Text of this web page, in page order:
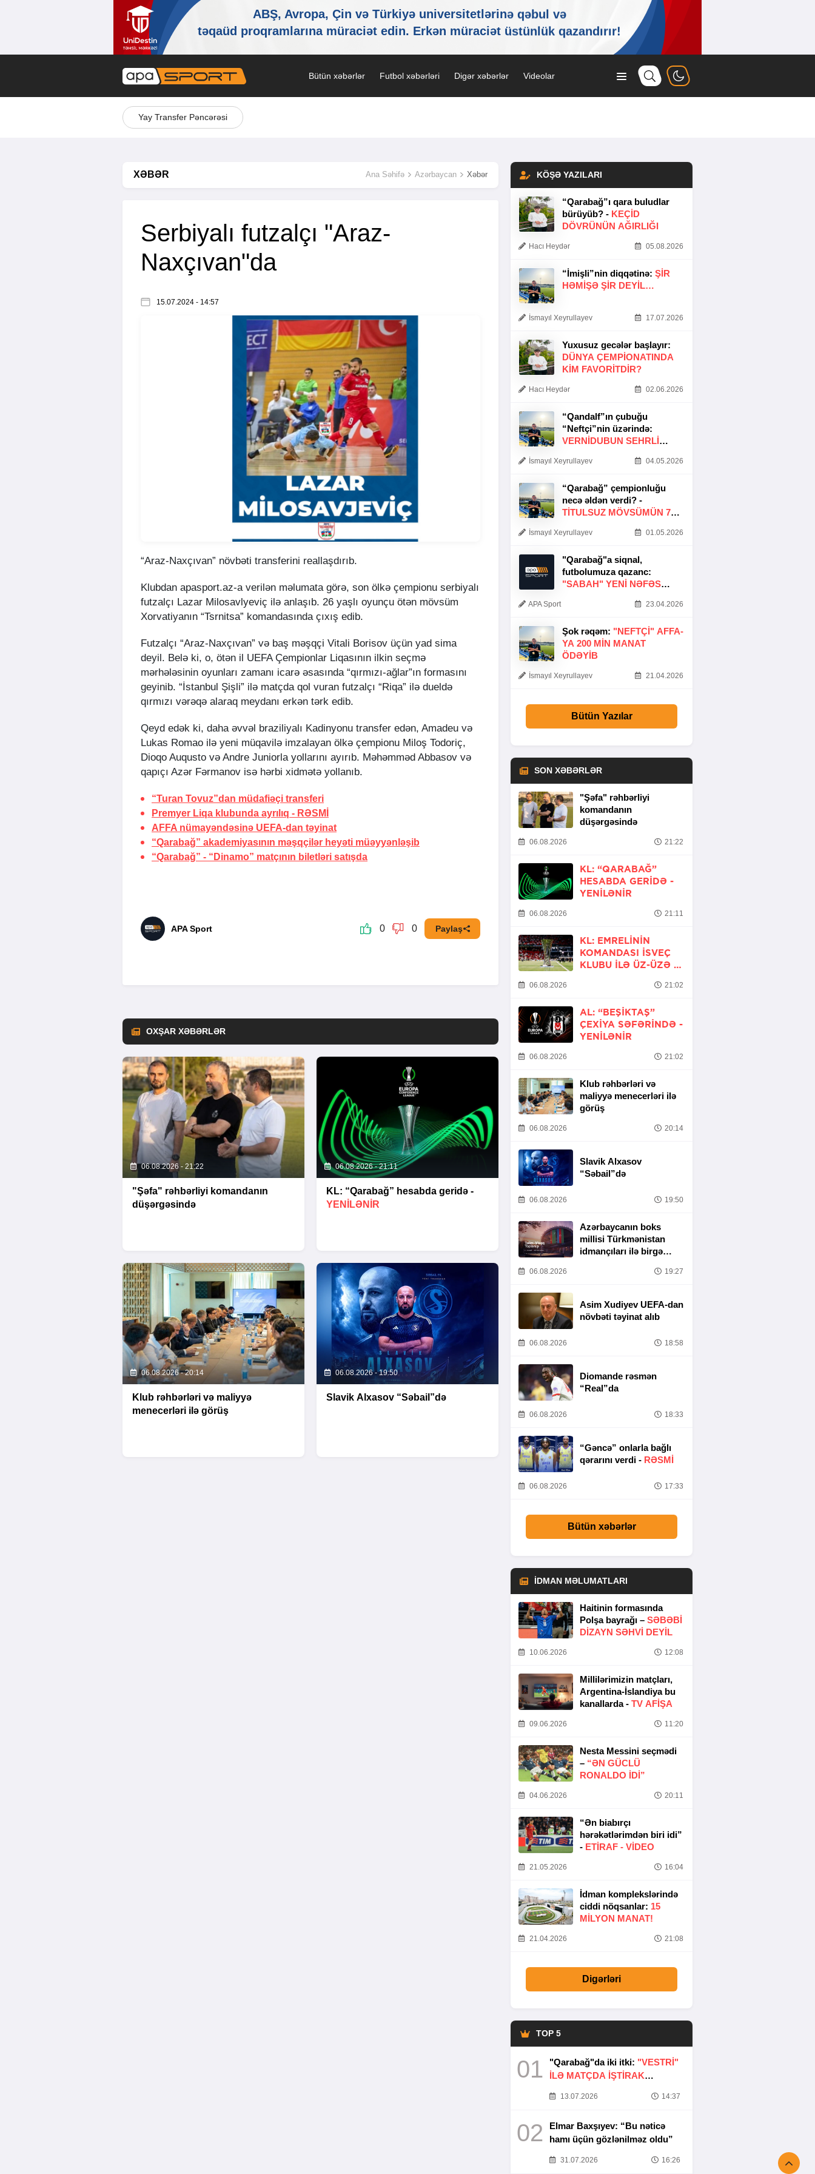
Bütün xəbərlər Futbol xəbərləri Digər xəbərlər Videolar
Yay Transfer Pəncərəsi
XƏBƏR Ana Səhifə Azərbaycan Xəbər
Serbiyalı futzalçı "Araz-
Naxçıvan"da
15.07.2024 - 14:57
“Araz-Naxçıvan” növbəti transferini reallaşdırıb.
Klubdan apasport.az-a verilən məlumata görə, son ölkə çempionu serbiyalı
futzalçı Lazar Milosavlyeviç ilə anlaşıb. 26 yaşlı oyunçu ötən mövsüm
Xorvatiyanın “Tsrnitsa” komandasında çıxış edib.
Futzalçı “Araz-Naxçıvan” və baş məşqçi Vitali Borisov üçün yad sima
deyil. Belə ki, o, ötən il UEFA Çempionlar Liqasının ilkin seçmə
mərhələsinin oyunları zamanı icarə əsasında “qırmızı-ağlar”ın formasını
geyinib. “İstanbul Şişli” ilə matçda qol vuran futzalçı “Riqa” ilə dueldə
qırmızı vərəqə alaraq meydanı erkən tərk edib.
Qeyd edək ki, daha əvvəl braziliyalı Kadinyonu transfer edən, Amadeu və
Lukas Romao ilə yeni müqavilə imzalayan ölkə çempionu Miloş Todoriç,
Dioqo Auqusto və Andre Juniorla yollarını ayırıb. Məhəmməd Abbasov və
qapıçı Azər Fərmanov isə hərbi xidmətə yollanıb.
“Turan Tovuz”dan müdafiəçi transferi
Premyer Liqa klubunda ayrılıq - RƏSMİ
AFFA nümayəndəsinə UEFA-dan təyinat
“Qarabağ” akademiyasının məşqçilər heyəti müəyyənləşib
“Qarabağ” - “Dinamo” matçının biletləri satışda
APA Sport 0 0 Paylaş
OXŞAR XƏBƏRLƏR
06.08.2026 - 21:22
"Şəfa" rəhbərliyi komandanın
düşərgəsində
06.08.2026 - 21:11
KL: “Qarabağ” hesabda geridə -
YENİLƏNİR
06.08.2026 - 20:14
Klub rəhbərləri və maliyyə
menecerləri ilə görüş
06.08.2026 - 19:50
Slavik Alxasov “Səbail”də
KÖŞƏ YAZILARI
“Qarabağ”ı qara buludlar
bürüyüb? - KEÇID
DÖVRÜNÜN AĞIRLIĞI
Hacı Heydər 05.08.2026
“İmişli”nin diqqətinə: ŞIR
HƏMIŞƏ ŞIR DEYIL…
İsmayıl Xeyrullayev 17.07.2026
Yuxusuz gecələr başlayır:
DÜNYA ÇEMPIONATINDA
KIM FAVORITDIR?
Hacı Heydər 02.06.2026
“Qandalf”ın çubuğu
“Neftçi”nin üzərində:
VERNİDUBUN SEHRLİ
İsmayıl Xeyrullayev 04.05.2026
“Qarabağ” çempionluğu
necə əldən verdi? -
TITULSUZ MÖVSÜMÜN 7
İsmayıl Xeyrullayev 01.05.2026
"Qarabağ"a siqnal,
futbolumuza qazanc:
"SABAH" YENI NƏFƏS
APA Sport 23.04.2026
Şok rəqəm: "NEFTÇI" AFFA-
YA 200 MIN MANAT
ÖDƏYIB
İsmayıl Xeyrullayev 21.04.2026
Bütün Yazılar
SON XƏBƏRLƏR
"Şəfa" rəhbərliyi
komandanın
düşərgəsində
06.08.2026 21:22
KL: “QARABAĞ”
HESABDA GERIDƏ -
YENİLƏNİR
06.08.2026 21:11
KL: EMRELININ
KOMANDASI İSVEÇ
KLUBU ILƏ ÜZ-ÜZƏ -
06.08.2026 21:02
AL: “BEŞIKTAŞ”
ÇEXIYA SƏFƏRINDƏ -
YENİLƏNİR
06.08.2026 21:02
Klub rəhbərləri və
maliyyə menecerləri ilə
görüş
06.08.2026 20:14
Slavik Alxasov
“Səbail”də
06.08.2026 19:50
Azərbaycanın boks
millisi Türkmənistan
idmançıları ilə birgə
06.08.2026 19:27
Asim Xudiyev UEFA-dan
növbəti təyinat alıb
06.08.2026 18:58
Diomande rəsmən
“Real”da
06.08.2026 18:33
“Gəncə” onlarla bağlı
qərarını verdi - RƏSMİ
06.08.2026 17:33
Bütün xəbərlər
İDMAN MƏLUMATLARI
Haitinin formasında
Polşa bayrağı – SƏBƏBI
DIZAYN SƏHVI DEYIL
10.06.2026 12:08
Millilərimizin matçları,
Argentina-İslandiya bu
kanallarda - TV AFİŞA
09.06.2026 11:20
Nesta Messini seçmədi
– “ƏN GÜCLÜ
RONALDO IDI”
04.06.2026 20:11
“Ən biabırçı
hərəkətlərimdən biri idi”
- ETIRAF - VİDEO
21.05.2026 16:04
İdman komplekslərində
ciddi nöqsanlar: 15
MILYON MANAT!
21.04.2026 21:08
Digərləri
TOP 5
01 "Qarabağ"da iki itki: "VESTRİ"
İLƏ MATÇDA İŞTİRAK
13.07.2026 14:37
02
Elmar Baxşıyev: “Bu nəticə
hamı üçün gözlənilməz oldu”
31.07.2026 16:26